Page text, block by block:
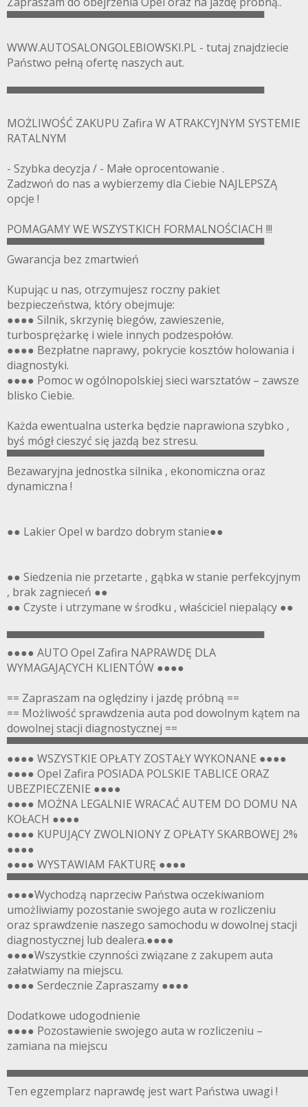
▀▀▀▀▀▀▀▀▀▀▀▀▀▀▀▀▀▀▀▀▀▀▀▀▀▀▀▀▀▀▀▀▀▀
WWW.AUTOSALONGOLEBIOWSKI.PL - tutaj znajdziecie
Państwo pełną ofertę naszych aut.
▀▀▀▀▀▀▀▀▀▀▀▀▀▀▀▀▀▀▀▀▀▀▀▀▀▀▀▀▀▀▀▀▀▀
MOŻLIWOŚĆ ZAKUPU Zafira W ATRAKCYJNYM SYSTEMIE
RATALNYM
- Szybka decyzja / - Małe oprocentowanie .
Zadzwoń do nas a wybierzemy dla Ciebie NAJLEPSZĄ
opcje !
POMAGAMY WE WSZYSTKICH FORMALNOŚCIACH !!!
▀▀▀▀▀▀▀▀▀▀▀▀▀▀▀▀▀▀▀▀▀▀▀▀▀▀▀▀▀▀▀▀▀▀
Gwarancja bez zmartwień
Kupując u nas, otrzymujesz roczny pakiet
bezpieczeństwa, który obejmuje:
●●●● Silnik, skrzynię biegów, zawieszenie,
turbosprężarkę i wiele innych podzespołów.
●●●● Bezpłatne naprawy, pokrycie kosztów holowania i
diagnostyki.
●●●● Pomoc w ogólnopolskiej sieci warsztatów – zawsze
blisko Ciebie.
Każda ewentualna usterka będzie naprawiona szybko ,
byś mógł cieszyć się jazdą bez stresu.
▀▀▀▀▀▀▀▀▀▀▀▀▀▀▀▀▀▀▀▀▀▀▀▀▀▀▀▀▀▀▀▀▀▀
Bezawaryjna jednostka silnika , ekonomiczna oraz
dynamiczna !
●● Lakier Opel w bardzo dobrym stanie●●
●● Siedzenia nie przetarte , gąbka w stanie perfekcyjnym
, brak zagnieceń ●●
●● Czyste i utrzymane w środku , właściciel niepalący ●●
▀▀▀▀▀▀▀▀▀▀▀▀▀▀▀▀▀▀▀▀▀▀▀▀▀▀▀▀▀▀▀▀▀▀
●●●● AUTO Opel Zafira NAPRAWDĘ DLA
WYMAGAJĄCYCH KLIENTÓW ●●●●
== Zapraszam na oględziny i jazdę próbną ==
== Możliwość sprawdzenia auta pod dowolnym kątem na
dowolnej stacji diagnostycznej ==
●●●● WSZYSTKIE OPŁATY ZOSTAŁY WYKONANE ●●●●
●●●● Opel Zafira POSIADA POLSKIE TABLICE ORAZ
UBEZPIECZENIE ●●●●
●●●● MOŻNA LEGALNIE WRACAĆ AUTEM DO DOMU NA
KOŁACH ●●●●
●●●● KUPUJĄCY ZWOLNIONY Z OPŁATY SKARBOWEJ 2%
●●●●
●●●● WYSTAWIAM FAKTURĘ ●●●●
●●●●Wychodzą naprzeciw Państwa oczekiwaniom
umożliwiamy pozostanie swojego auta w rozliczeniu
oraz sprawdzenie naszego samochodu w dowolnej stacji
diagnostycznej lub dealera.●●●●
●●●●Wszystkie czynności związane z zakupem auta
załatwiamy na miejscu.
●●●● Serdecznie Zapraszamy ●●●●
Dodatkowe udogodnienie
●●●● Pozostawienie swojego auta w rozliczeniu –
zamiana na miejscu
Ten egzemplarz naprawdę jest wart Państwa uwagi !